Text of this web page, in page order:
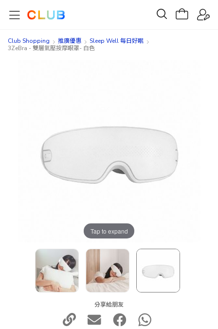
Club Shopping 推廣優惠
Sleep Well 每日好眠
3ZeBra - 雙層氣壓按摩眼罩- 白色
Tap to expand
分享給朋友